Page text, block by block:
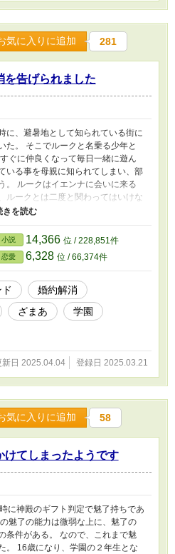
気に入りに追加 281
を告げられました
に、避暑地として知られている街に
た。 そこでルークと名乗る少年と
ぐに仲良くなって毎日一緒に遊ん
いる事を母親に知られてしまい、部
。 ルークはイエンナに会いに来る
ルークとは二度と関わってはいけな
引き離されるように王都へ戻って
が、イエンナの努力で良好な関係
った。 学園へ入学する事になった
と再会してしまう。
小説 14,366 位 / 228,851件
恋愛 6,328 位 / 66,374件
婚約解消
ざまあ
学園
新日 2025.04.04 登録日 2025.03.21
気に入りに追加 58
けてしまったようです
に神殿のギフト判定で魅了持ちであ
魅了の能力は微弱な上に、魅了の
条件がある。 なので、これまで魅
。 16歳になり、学園の２年生とな